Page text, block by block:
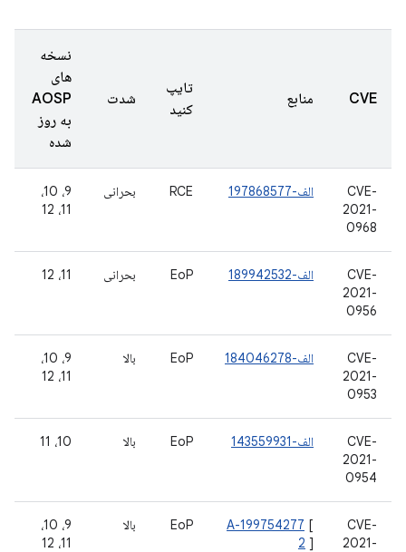
CVE منابع
تایپ
کنید
شدت
نسخه
های
AOSP
به روز
شده
CVE-
2021-
0968
الف-197868577 RCE بحرانی
9، 10،
11، 12
CVE-
2021-
0956
الف-189942532 EoP بحرانی 11، 12
CVE-
2021-
0953
الف-184046278 EoP بالا
9، 10،
11، 12
CVE-
2021-
0954
الف-143559931 EoP بالا 10، 11
CVE-
2021-
A-199754277 [
2 ]
EoP بالا
9، 10،
11، 12